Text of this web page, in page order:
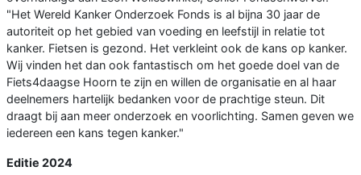
"Het Wereld Kanker Onderzoek Fonds is al bijna 30 jaar de
autoriteit op het gebied van voeding en leefstijl in relatie tot
kanker. Fietsen is gezond. Het verkleint ook de kans op kanker.
Wij vinden het dan ook fantastisch om het goede doel van de
Fiets4daagse Hoorn te zijn en willen de organisatie en al haar
deelnemers hartelijk bedanken voor de prachtige steun. Dit
draagt bij aan meer onderzoek en voorlichting. Samen geven we
iedereen een kans tegen kanker."
Editie 2024